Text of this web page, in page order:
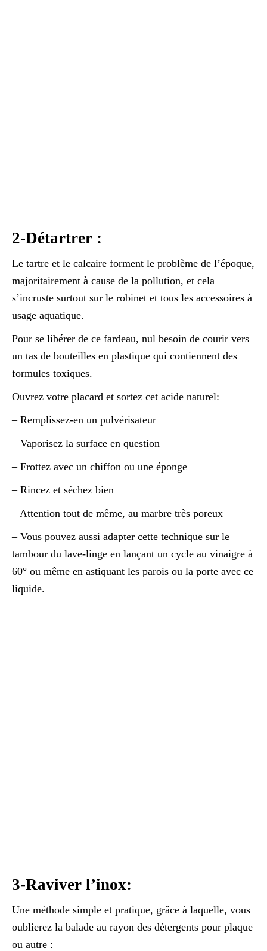
2-Détartrer :
Le tartre et le calcaire forment le problème de l’époque,
majoritairement à cause de la pollution, et cela
s’incruste surtout sur le robinet et tous les accessoires à
usage aquatique.
Pour se libérer de ce fardeau, nul besoin de courir vers
un tas de bouteilles en plastique qui contiennent des
formules toxiques.
Ouvrez votre placard et sortez cet acide naturel:
– Remplissez-en un pulvérisateur
– Vaporisez la surface en question
– Frottez avec un chiffon ou une éponge
– Rincez et séchez bien
– Attention tout de même, au marbre très poreux
– Vous pouvez aussi adapter cette technique sur le
tambour du lave-linge en lançant un cycle au vinaigre à
60° ou même en astiquant les parois ou la porte avec ce
liquide.
3-Raviver l’inox:
Une méthode simple et pratique, grâce à laquelle, vous
oublierez la balade au rayon des détergents pour plaque
ou autre :